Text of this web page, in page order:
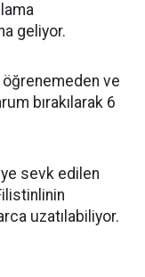
geliyor.
öğrenemeden ve
bırakılarak 6
sevk edilen
uzatılabiliyor.